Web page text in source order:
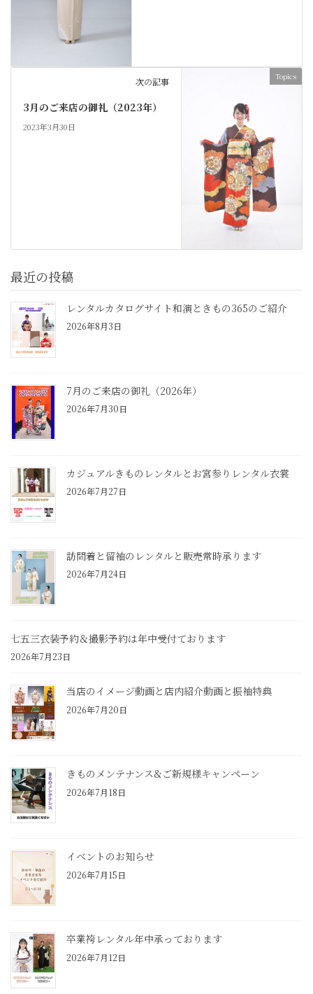
Topics
次の記事
3月のご来店の御礼（2023年）
2023年3月30日
最近の投稿
レンタルカタログサイト和演ときもの365のご紹介
2026年8月3日
7月のご来店の御礼（2026年）
2026年7月30日
カジュアルきものレンタルとお宮参りレンタル衣裳
2026年7月27日
訪問着と留袖のレンタルと販売常時承ります
2026年7月24日
七五三衣装予約＆撮影予約は年中受付ております
2026年7月23日
当店のイメージ動画と店内紹介動画と振袖特典
2026年7月20日
きものメンテナンス&ご新規様キャンペーン
2026年7月18日
イベントのお知らせ
2026年7月15日
卒業袴レンタル年中承っております
2026年7月12日